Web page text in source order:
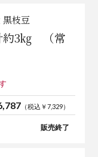
枝豆
3㎏ （常
（税込￥7,329）
販売終了